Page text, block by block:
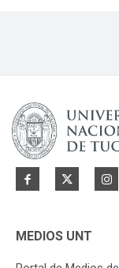
MEDIOS UNT